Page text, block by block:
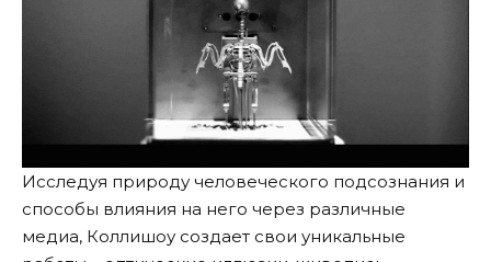
Исследуя природу человеческого подсознания и
способы влияния на него через различные
медиа, Коллишоу создает свои уникальные